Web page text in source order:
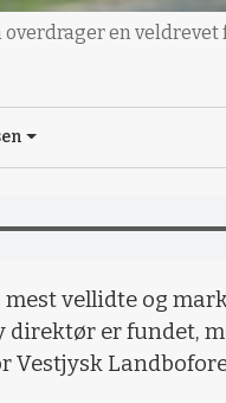
en
vellidte og
er fundet,
Vestjysk